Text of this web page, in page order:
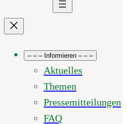
– – – Informieren – – –
Aktuelles
Themen
Pressemitteilungen
FAQ